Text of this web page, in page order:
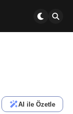
AI ile Özetle